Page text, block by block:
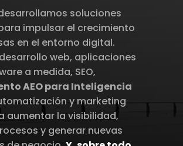
soluciones
impulsar el crecimiento
en el entorno digital.
web, aplicaciones
a medida, SEO,
AEO para Inteligencia
y marketing
aumentar la visibilidad,
y generar nuevas